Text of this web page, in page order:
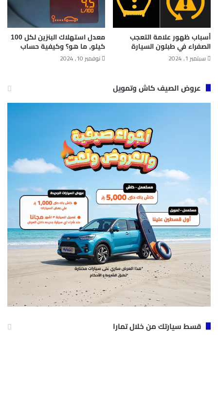
أسباب ظهور علامة التعجب
الصفراء في طبلون السيارة
سبتمبر 1, 2024
معدل استهلاك البنزين لكل 100
كيلو​, ما هو؟ وكيفية حساب
نوفمبر 10, 2024
عروض الصيف كاش وتمويل
قسط سيارتك من خلال تمارا